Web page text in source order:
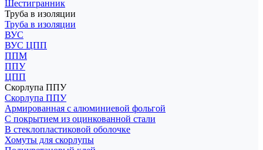
Шестигранник
Труба в изоляции
Труба в изоляции
ВУС
ВУС ЦПП
ППМ
ППУ
ЦПП
Скорлупа ППУ
Скорлупа ППУ
Армированная с алюминиевой фольгой
С покрытием из оцинкованной стали
В стеклопластиковой оболочке
Хомуты для скорлупы